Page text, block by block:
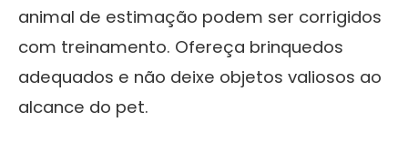
animal de estimação podem ser corrigidos
com treinamento. Ofereça brinquedos
adequados e não deixe objetos valiosos ao
alcance do pet.